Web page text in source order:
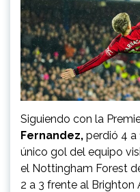
Siguiendo con la
Fernandez, perdió 4 a
único gol del equipo
el Nottingham Forest
2 a 3 frente al Brighton